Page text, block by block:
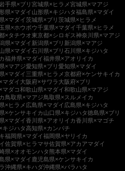
岩手県×ブリ 宮城県×ヒラメ宮城県×マアジ
県×マダイ 山形県×キジハタ福島県×マダイ
×マダイ茨城県×ブリ 茨城県×ヒラメ
県×ホウボウ千葉県×マダイ千葉県×ヒラメ
×タチウオ東京都×シロギス神奈川県×マアジ
県×マダイ 新潟県×ブリ 新潟県×マアジ
県×マダイ石川県×ブリ 石川県×キジハタ
福井県×マダイ福井県×アオリイカ
×マアジ愛知県×ブリ 愛知県×マダイ
×マダイ 三重県×ヒラメ京都府×ケンサキイカ
マダイ 大阪府×サワラ 大阪府×ブリ
マダコ和歌山県×マダイ和歌山県×マアジ
鳥取県×マアジ鳥取県×スルメイカ
×ヒラメ 広島県×マダイ 広島県×キジハタ
×ケンサキイカ 山口県×キジハタ徳島県×ブリ
×マダイ香川県×アオリイカ香川県×マゴチ
キジハタ高知県×カンパチ
福岡県×マダイ福岡県×ヤリイカ
佐賀県×ヒラマサ佐賀県×アカアマダイ
県×オオモンハタ 熊本県×マダイ
県×マダイ 鹿児島県×ケンサキイカ
沖縄県×キハダ沖縄県×バラハタ